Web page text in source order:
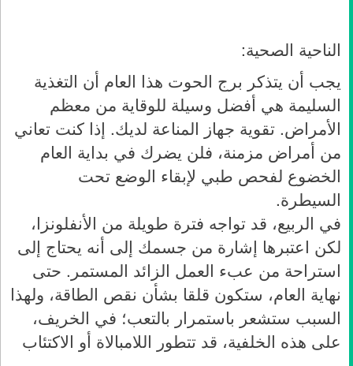
الناحية الصحية:
يجب أن يتذكر برج الحوت هذا العام أن التغذية
السليمة هي أفضل وسيلة للوقاية من معظم
الأمراض. تقوية جهاز المناعة لديك. إذا كنت تعاني
من أمراض مزمنة، فلن يضرك في بداية العام
الخضوع لفحص طبي لإبقاء الوضع تحت
السيطرة.
في الربيع، قد تواجه فترة طويلة من الأنفلونزا،
لكن اعتبرها إشارة من جسمك إلى أنه يحتاج إلى
استراحة من عبء العمل الزائد المستمر. حتى
نهاية العام، ستكون قلقا بشأن نقص الطاقة، ولهذا
السبب ستشعر باستمرار بالتعب؛ في الخريف،
على هذه الخلفية، قد تتطور اللامبالاة أو الاكتئاب